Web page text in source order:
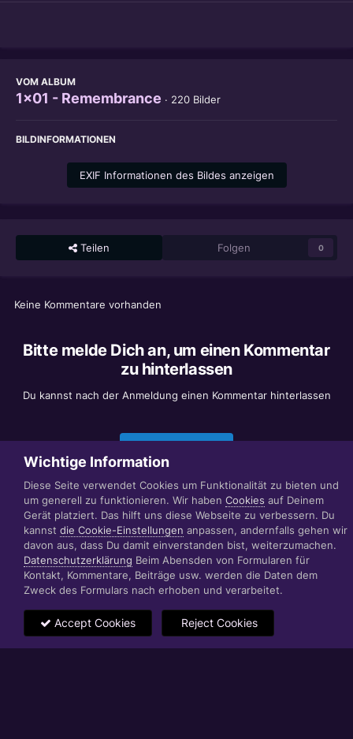
VOM ALBUM
1x01 - Remembrance · 220 Bilder
BILDINFORMATIONEN
EXIF Informationen des Bildes anzeigen
Teilen Folgen 0
Keine Kommentare vorhanden
Bitte melde Dich an, um einen Kommentar
zu hinterlassen
Du kannst nach der Anmeldung einen Kommentar hinterlassen
Datenschutzerklärung Impressum
© 1999 - 2022 RÄBIGER IT|WEB|VIDEO|CONSULTING
www.raebiger.pro
Powered by Invision Community
Wichtige Information
Diese Seite verwendet Cookies um Funktionalität zu bieten und
um generell zu funktionieren. Wir haben Cookies auf Deinem
Gerät platziert. Das hilft uns diese Webseite zu verbessern. Du
kannst die Cookie-Einstellungen anpassen, andernfalls gehen wir
davon aus, dass Du damit einverstanden bist, weiterzumachen.
Datenschutzerklärung Beim Abensden von Formularen für
Kontakt, Kommentare, Beiträge usw. werden die Daten dem
Zweck des Formulars nach erhoben und verarbeitet.
Accept Cookies Reject Cookies